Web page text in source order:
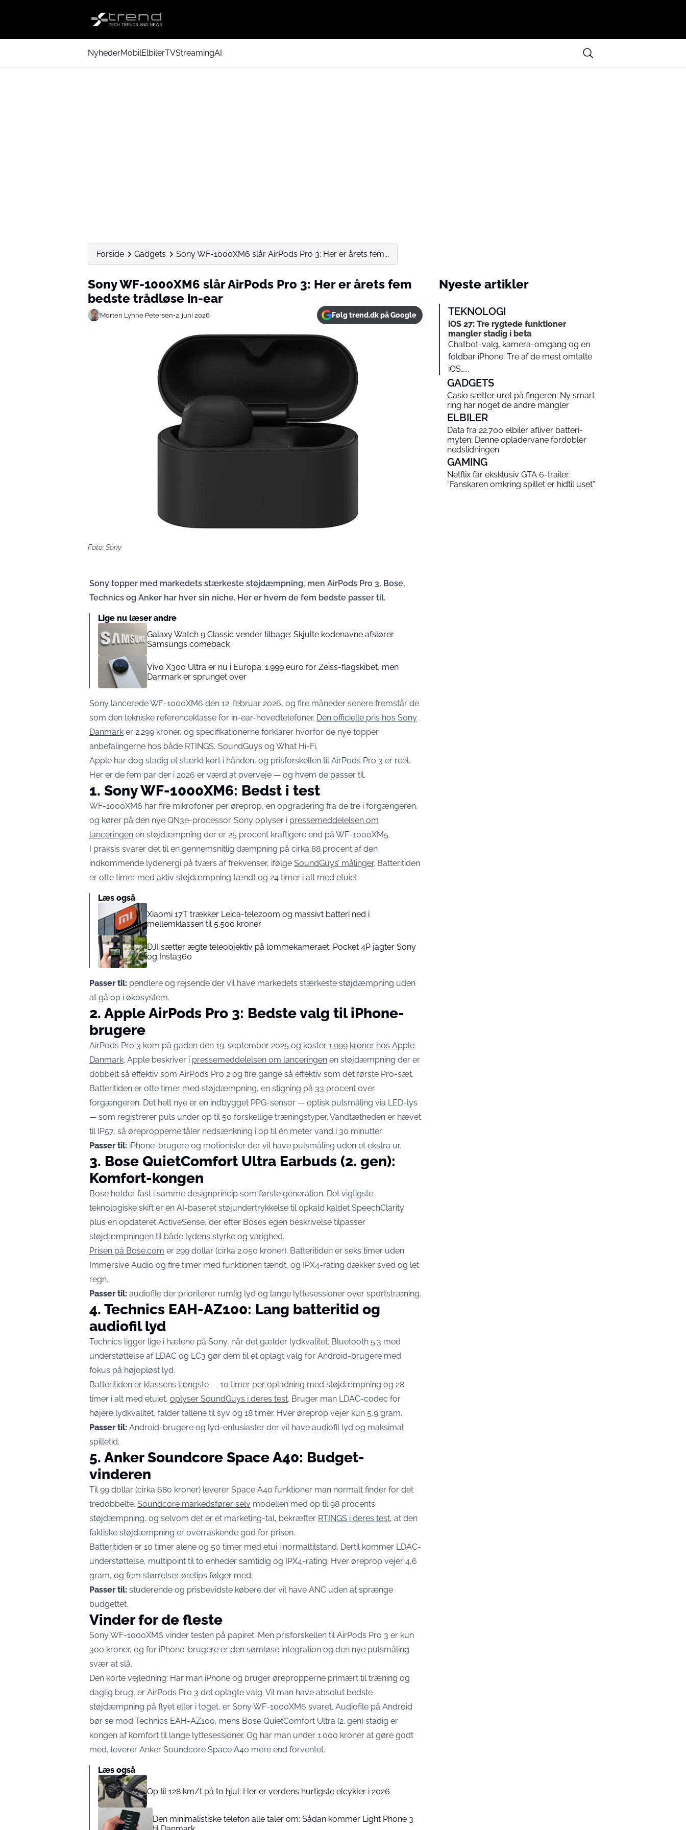
NyhederMobilElbilerTVStreamingAI
Forside Gadgets Sony WF-1000XM6 slår AirPods Pro 3: Her er årets fem...
Sony WF-1000XM6 slår AirPods Pro 3: Her er årets fem
bedste trådløse in-ear
Morten Lyhne Petersen•2. juni 2026 Følg trend.dk på Google
Foto: Sony
Sony topper med markedets stærkeste støjdæmpning, men AirPods Pro 3, Bose,
Technics og Anker har hver sin niche. Her er hvem de fem bedste passer til.
Lige nu læser andre
Galaxy Watch 9 Classic vender tilbage: Skjulte kodenavne afslører
Samsungs comeback
Vivo X300 Ultra er nu i Europa: 1.999 euro for Zeiss-flagskibet, men
Danmark er sprunget over
Sony lancerede WF-1000XM6 den 12. februar 2026, og fire måneder senere fremstår de
som den tekniske referenceklasse for in-ear-hovedtelefoner. Den officielle pris hos Sony
Danmark er 2.299 kroner, og specifikationerne forklarer hvorfor de nye topper
anbefalingerne hos både RTINGS, SoundGuys og What Hi-Fi.
Apple har dog stadig et stærkt kort i hånden, og prisforskellen til AirPods Pro 3 er reel.
Her er de fem par der i 2026 er værd at overveje — og hvem de passer til.
1. Sony WF-1000XM6: Bedst i test
WF-1000XM6 har fire mikrofoner per øreprop, en opgradering fra de tre i forgængeren,
og kører på den nye QN3e-processor. Sony oplyser i pressemeddelelsen om
lanceringen en støjdæmpning der er 25 procent kraftigere end på WF-1000XM5.
I praksis svarer det til en gennemsnitlig dæmpning på cirka 88 procent af den
indkommende lydenergi på tværs af frekvenser, ifølge SoundGuys’ målinger. Batteritiden
er otte timer med aktiv støjdæmpning tændt og 24 timer i alt med etuiet.
Læs også
Xiaomi 17T trækker Leica-telezoom og massivt batteri ned i
mellemklassen til 5.500 kroner
DJI sætter ægte teleobjektiv på lommekameraet: Pocket 4P jagter Sony
og Insta360
Passer til: pendlere og rejsende der vil have markedets stærkeste støjdæmpning uden
at gå op i økosystem.
2. Apple AirPods Pro 3: Bedste valg til iPhone-
brugere
AirPods Pro 3 kom på gaden den 19. september 2025 og koster 1.999 kroner hos Apple
Danmark. Apple beskriver i pressemeddelelsen om lanceringen en støjdæmpning der er
dobbelt så effektiv som AirPods Pro 2 og fire gange så effektiv som det første Pro-sæt.
Batteritiden er otte timer med støjdæmpning, en stigning på 33 procent over
forgængeren. Det helt nye er en indbygget PPG-sensor — optisk pulsmåling via LED-lys
— som registrerer puls under op til 50 forskellige træningstyper. Vandtætheden er hævet
til IP57, så ørepropperne tåler nedsænkning i op til én meter vand i 30 minutter.
Passer til: iPhone-brugere og motionister der vil have pulsmåling uden et ekstra ur.
3. Bose QuietComfort Ultra Earbuds (2. gen):
Komfort-kongen
Bose holder fast i samme designprincip som første generation. Det vigtigste
teknologiske skift er en AI-baseret støjundertrykkelse til opkald kaldet SpeechClarity
plus en opdateret ActiveSense, der efter Boses egen beskrivelse tilpasser
støjdæmpningen til både lydens styrke og varighed.
Prisen på Bose.com er 299 dollar (cirka 2.050 kroner). Batteritiden er seks timer uden
Immersive Audio og fire timer med funktionen tændt, og IPX4-rating dækker sved og let
regn.
Passer til: audiofile der prioriterer rumlig lyd og lange lyttesessioner over sportstræning.
4. Technics EAH-AZ100: Lang batteritid og
audiofil lyd
Technics ligger lige i hælene på Sony, når det gælder lydkvalitet. Bluetooth 5.3 med
understøttelse af LDAC og LC3 gør dem til et oplagt valg for Android-brugere med
fokus på højopløst lyd.
Batteritiden er klassens længste — 10 timer per opladning med støjdæmpning og 28
timer i alt med etuiet, oplyser SoundGuys i deres test. Bruger man LDAC-codec for
højere lydkvalitet, falder tallene til syv og 18 timer. Hver øreprop vejer kun 5,9 gram.
Passer til: Android-brugere og lyd-entusiaster der vil have audiofil lyd og maksimal
spilletid.
5. Anker Soundcore Space A40: Budget-
vinderen
Til 99 dollar (cirka 680 kroner) leverer Space A40 funktioner man normalt finder for det
tredobbelte. Soundcore markedsfører selv modellen med op til 98 procents
støjdæmpning, og selvom det er et marketing-tal, bekræfter RTINGS i deres test, at den
faktiske støjdæmpning er overraskende god for prisen.
Batteritiden er 10 timer alene og 50 timer med etui i normaltilstand. Dertil kommer LDAC-
understøttelse, multipoint til to enheder samtidig og IPX4-rating. Hver øreprop vejer 4,6
gram, og fem størrelser øretips følger med.
Passer til: studerende og prisbevidste købere der vil have ANC uden at sprænge
budgettet.
Vinder for de fleste
Sony WF-1000XM6 vinder testen på papiret. Men prisforskellen til AirPods Pro 3 er kun
300 kroner, og for iPhone-brugere er den sømløse integration og den nye pulsmåling
svær at slå.
Den korte vejledning: Har man iPhone og bruger ørepropperne primært til træning og
daglig brug, er AirPods Pro 3 det oplagte valg. Vil man have absolut bedste
støjdæmpning på flyet eller i toget, er Sony WF-1000XM6 svaret. Audiofile på Android
bør se mod Technics EAH-AZ100, mens Bose QuietComfort Ultra (2. gen) stadig er
kongen af komfort til lange lyttesessioner. Og har man under 1.000 kroner at gøre godt
med, leverer Anker Soundcore Space A40 mere end forventet.
Læs også
Op til 128 km/t på to hjul: Her er verdens hurtigste elcykler i 2026
Den minimalistiske telefon alle taler om: Sådan kommer Light Phone 3
Nyeste artikler
TEKNOLOGI
iOS 27: Tre rygtede funktioner
mangler stadig i beta
Chatbot-valg, kamera-omgang og en
foldbar iPhone: Tre af de mest omtalte
iOS…...
GADGETS
Casio sætter uret på fingeren: Ny smart
ring har noget de andre mangler
ELBILER
Data fra 22.700 elbiler afliver batteri-
myten: Denne opladervane fordobler
nedslidningen
GAMING
Netflix får eksklusiv GTA 6-trailer:
“Fanskaren omkring spillet er hidtil uset”